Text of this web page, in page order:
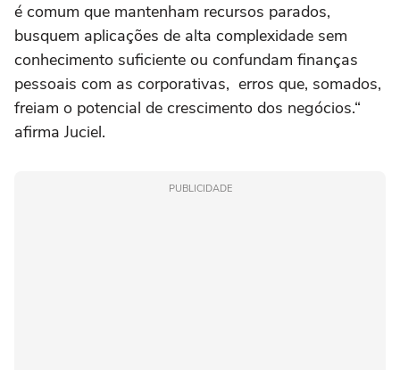
é comum que mantenham recursos parados,
busquem aplicações de alta complexidade sem
conhecimento suficiente ou confundam finanças
pessoais com as corporativas, erros que, somados,
freiam o potencial de crescimento dos negócios.“
afirma Juciel.
PUBLICIDADE